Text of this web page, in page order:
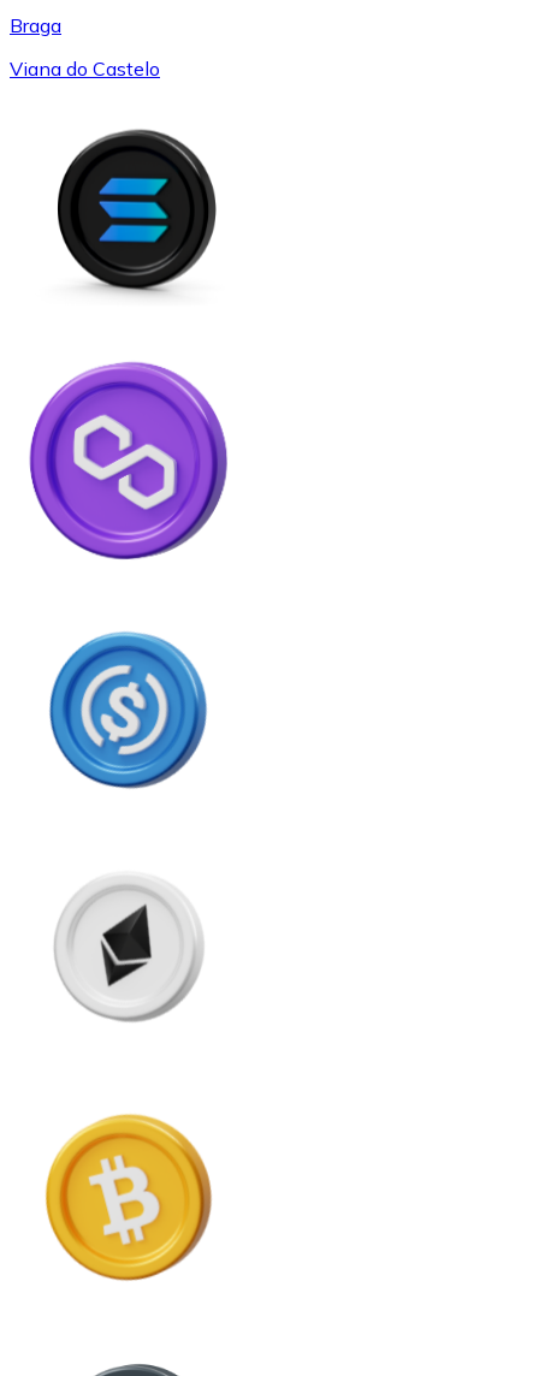
Braga
Viana do Castelo